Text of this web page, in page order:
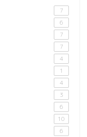
7
6
7
7
4
1
4
3
6
10
6